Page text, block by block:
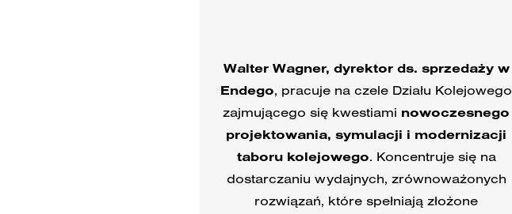
Walter Wagner, dyrektor ds. sprzedaży w
Endego, pracuje na czele Działu Kolejowego
zajmującego się kwestiami nowoczesnego
projektowania, symulacji i modernizacji
taboru kolejowego. Koncentruje się na
dostarczaniu wydajnych, zrównoważonych
rozwiązań, które spełniają złożone